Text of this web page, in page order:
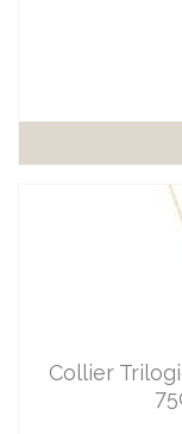
Collier